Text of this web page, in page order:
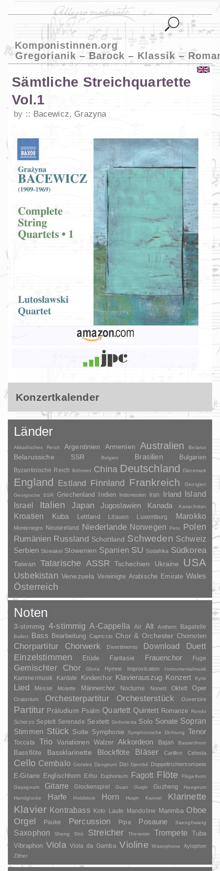
Komponistinnen.org
Gregorianik – Barock – Klassik –
Sämtliche Streichquartette
Vol.1
by Bacewicz, Grazyna
Konzertkalender
Länder
Akkadisches Reich Argentinien Armenien Australien Belarus
Belarussiche SSR Belgien Brasilien Bulgarien
Byzantinische Reich Böhmen China Deutschland Dänemark
England Estland Finnland Frankreich
Georgien
Georgische SSR
Griechenland Indien Indonesien Iran Irland
Island
Israel
Italien Japan Jugoslawien Kanada Kasachstan
Kroatien Kuba Lettland Litauen Luxemburg Marokko
Montenegro Neuseeland Niederlande Norwegen Peru
Polen
Rumänien Russland Schottland Schweden Schweiz
Serbien Slowakei Slowenien Spanien SU Südafrika Südkorea
Taiwan Tatarische ASSR Tschechien Ukraine USA
Usbekistan Venezuela Vereinigte Arabische Emirate Wales
Österreich
Noten
3-stimmig 4-stimmig A-Cappella Air Alt Anthem Bagatelle
Ballett Bass Bearbeitung Capriccio Chor & Orchester Chornoten
Chorpartitur Chorwerk Divertimento Download
Duett
Einzelstimmen
Etüde Fantasie Frauenchor Fuge
Gemischter Chor Gloria Hymne Improvisation Instrumentalmusik
Kammermusik Kantate Kinderchor Klavierauszug Konzert Kyrie
Lied Messe Motette Männerchor Nocturne Nonett Oktett Oper
Oratorium Orchesterpartitur Orchesterstück Ouvertüre
Partitur Präludium Psalm Quartett Quintett Romanze Rondo
Scherzo Septett Serenade Sextett Sinfonietta Solo Sonate Sopran
Stimmen Stück Suite Symphonie Symphonische Dichtung Tenor
Toccata Trio Variationen Walzer Akkordeon Bajan Bassetthorn
Bassflöte Bassklarinette Blockflöte Bläser Carillon Celesta
Cello Cembalo Crotales Daegeum Dizi Djembé Doppeltrichtertrompete
E-Gitarre Englischhorn Erhu Euphonium Fagott Flöte
Flügelhorn
Gayageum
Gitarre Glockenspiel Guan Guqin Guzheng
Haegeum
Handglocke
Harfe Holzblock Horn Huqin Kannel Klarinette
Klavier Kontrabass Koto Laute Mandoline Marimba Oboe
Orgel Pauke Percussion Pipa Posaune Saenghwang
Saxophon Sheng Shō Streicher Theremin Trompete
Tuba
Vibraphon Viola Viola da Gamba Violine Waterphone
Xylophon
Zither